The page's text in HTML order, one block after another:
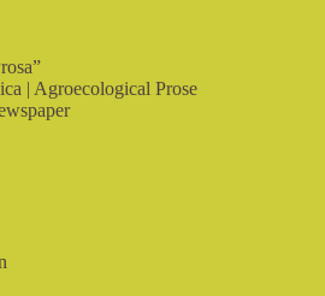
| Agroecological Prose